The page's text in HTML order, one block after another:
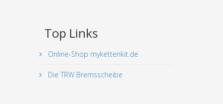
Top Links
Online-Shop mykettenkit.de
Die TRW Bremsscheibe